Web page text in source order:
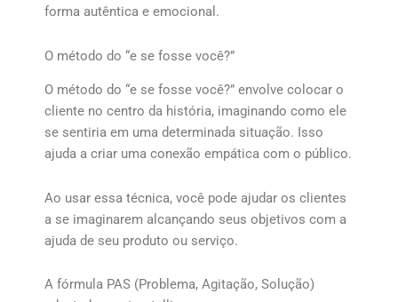
forma autêntica e emocional.
O método do “e se fosse você?”
O método do “e se fosse você?” envolve colocar o
cliente no centro da história, imaginando como ele
se sentiria em uma determinada situação. Isso
ajuda a criar uma conexão empática com o público.
Ao usar essa técnica, você pode ajudar os clientes
a se imaginarem alcançando seus objetivos com a
ajuda de seu produto ou serviço.
A fórmula PAS (Problema, Agitação, Solução)